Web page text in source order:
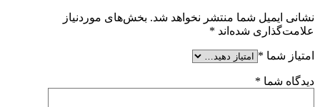
نشانی ایمیل شما منتشر نخواهد شد. بخش‌های موردنیاز
علامت‌گذاری شده‌اند *
امتیاز شما *
دیدگاه شما *